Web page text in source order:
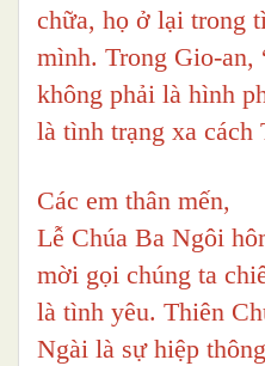
chữa, họ ở lại trong
mình. Trong Gio-an,
không phải là hình
là tình trạng xa cách
Các em thân mến,
Lễ Chúa Ba Ngôi
mời gọi chúng ta
là tình yêu. Thiên
Ngài là sự hiệp